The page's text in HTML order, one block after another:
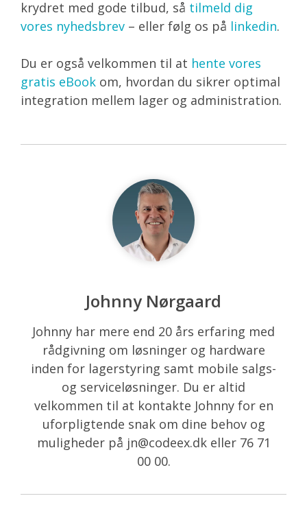
krydret med gode tilbud, så tilmeld dig
vores nyhedsbrev – eller følg os på linkedin.
Du er også velkommen til at hente vores
gratis eBook om, hvordan du sikrer optimal
integration mellem lager og administration.
Johnny Nørgaard
Johnny har mere end 20 års erfaring med
rådgivning om løsninger og hardware
inden for lagerstyring samt mobile salgs-
og serviceløsninger. Du er altid
velkommen til at kontakte Johnny for en
uforpligtende snak om dine behov og
muligheder på jn@codeex.dk eller 76 71
00 00.